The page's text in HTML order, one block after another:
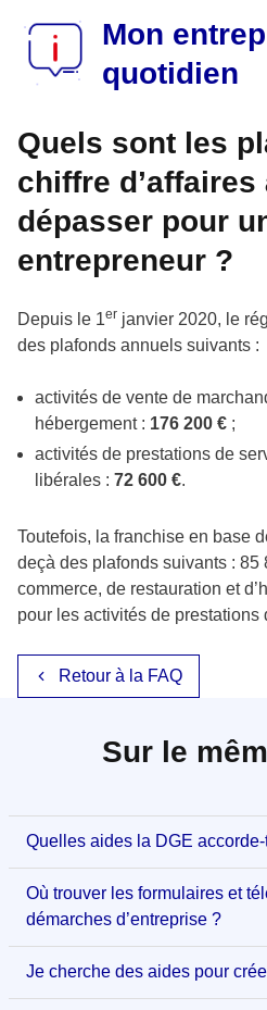
Mon
quotidien
Quels sont les
chiffre d’affaires
dépasser pour
entrepreneur ?
Depuis le 1er janvier 2020, le
des plafonds annuels suivants :
activités de vente de
hébergement : 176 200 € ;
activités de prestations de
libérales : 72 600 €.
Toutefois, la franchise en base
deçà des plafonds suivants : 85
commerce, de restauration et
pour les activités de prestations
Retour à la FAQ
Sur le
Quelles aides la DGE
Où trouver les formulaires et
démarches d’entreprise ?
Je cherche des aides pour